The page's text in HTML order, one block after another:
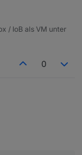
/ IoB als VM unter
0
zu